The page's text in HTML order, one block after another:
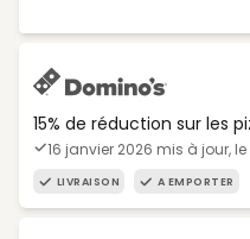
15% de réduction sur les
16 janvier 2026 mis à jour,
LIVRAISON A EMPORTER